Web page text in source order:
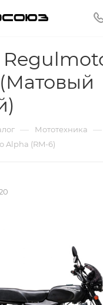
— Мототехника —
Alpha (RM-6)